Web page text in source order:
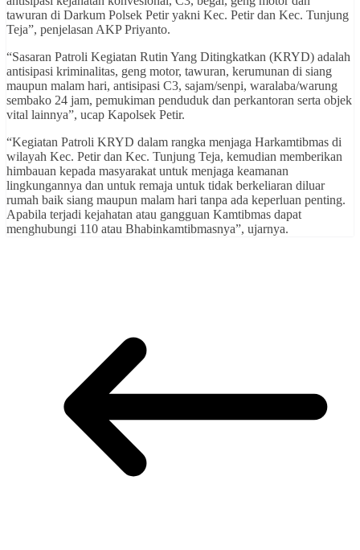
tawuran di Darkum Polsek Petir yakni Kec. Petir dan Kec. Tunjung
Teja”, penjelasan AKP Priyanto.
“Sasaran Patroli Kegiatan Rutin Yang Ditingkatkan (KRYD) adalah
antisipasi kriminalitas, geng motor, tawuran, kerumunan di siang
maupun malam hari, antisipasi C3, sajam/senpi, waralaba/warung
sembako 24 jam, pemukiman penduduk dan perkantoran serta objek
vital lainnya”, ucap Kapolsek Petir.
“Kegiatan Patroli KRYD dalam rangka menjaga Harkamtibmas di
wilayah Kec. Petir dan Kec. Tunjung Teja, kemudian memberikan
himbauan kepada masyarakat untuk menjaga keamanan
lingkungannya dan untuk remaja untuk tidak berkeliaran diluar
rumah baik siang maupun malam hari tanpa ada keperluan penting.
Apabila terjadi kejahatan atau gangguan Kamtibmas dapat
menghubungi 110 atau Bhabinkamtibmasnya”, ujarnya.